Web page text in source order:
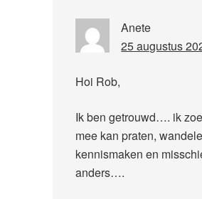
Anete
25 augustus
Hoi Rob,
Ik ben getrouwd…. ik
mee kan praten,
kennismaken en
anders….